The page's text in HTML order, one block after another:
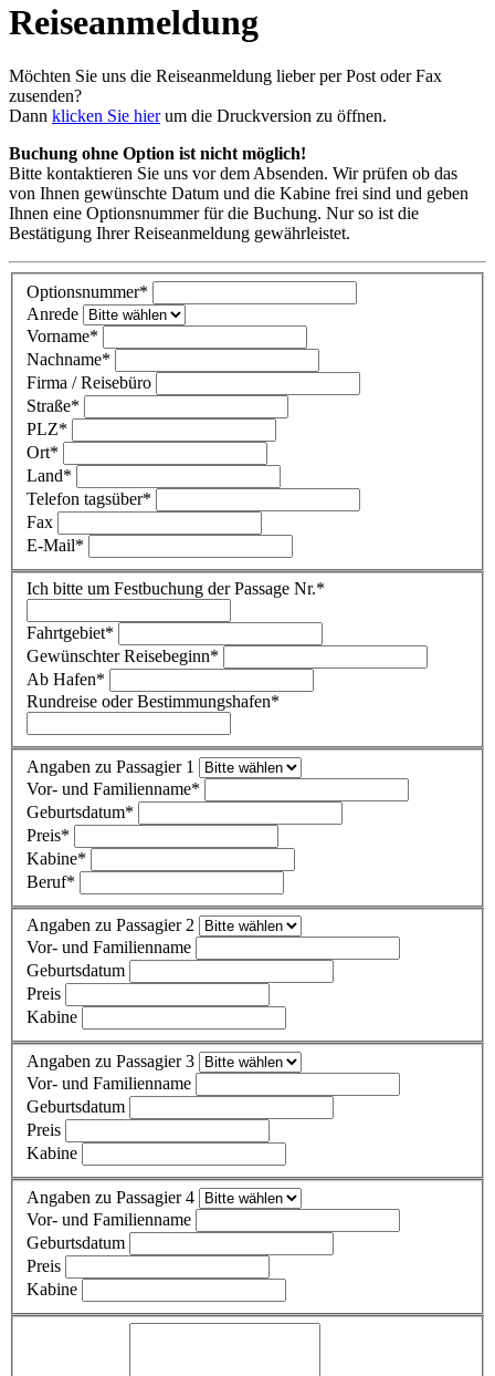
Reiseanmeldung
Möchten Sie uns die Reiseanmeldung lieber per Post oder Fax
zusenden?
Dann klicken Sie hierum die Druckversion zu öffnen.
Buchung ohne Option ist nicht möglich!
Bitte kontaktieren Sie uns vor dem Absenden. Wir prüfen ob das
von Ihnen gewünschte Datum und die Kabine frei sind und geben
Ihnen eine Optionsnummer für die Buchung. Nur so ist die
Bestätigung Ihrer Reiseanmeldung gewährleistet.
Optionsnummer*
Anrede
Vorname*
Nachname*
Firma / Reisebüro
Straße*
PLZ*
Ort*
Land*
Telefon tagsüber*
Fax
E-Mail*
Ich bitte um Festbuchung der Passage Nr.*
Fahrtgebiet*
Gewünschter Reisebeginn*
Ab Hafen*
Rundreise oder Bestimmungshafen*
Angaben zu Passagier 1
Vor- und Familienname*
Geburtsdatum*
Preis*
Kabine*
Beruf*
Angaben zu Passagier 2
Vor- und Familienname
Geburtsdatum
Preis
Kabine
Angaben zu Passagier 3
Vor- und Familienname
Geburtsdatum
Preis
Kabine
Angaben zu Passagier 4
Vor- und Familienname
Geburtsdatum
Preis
Kabine